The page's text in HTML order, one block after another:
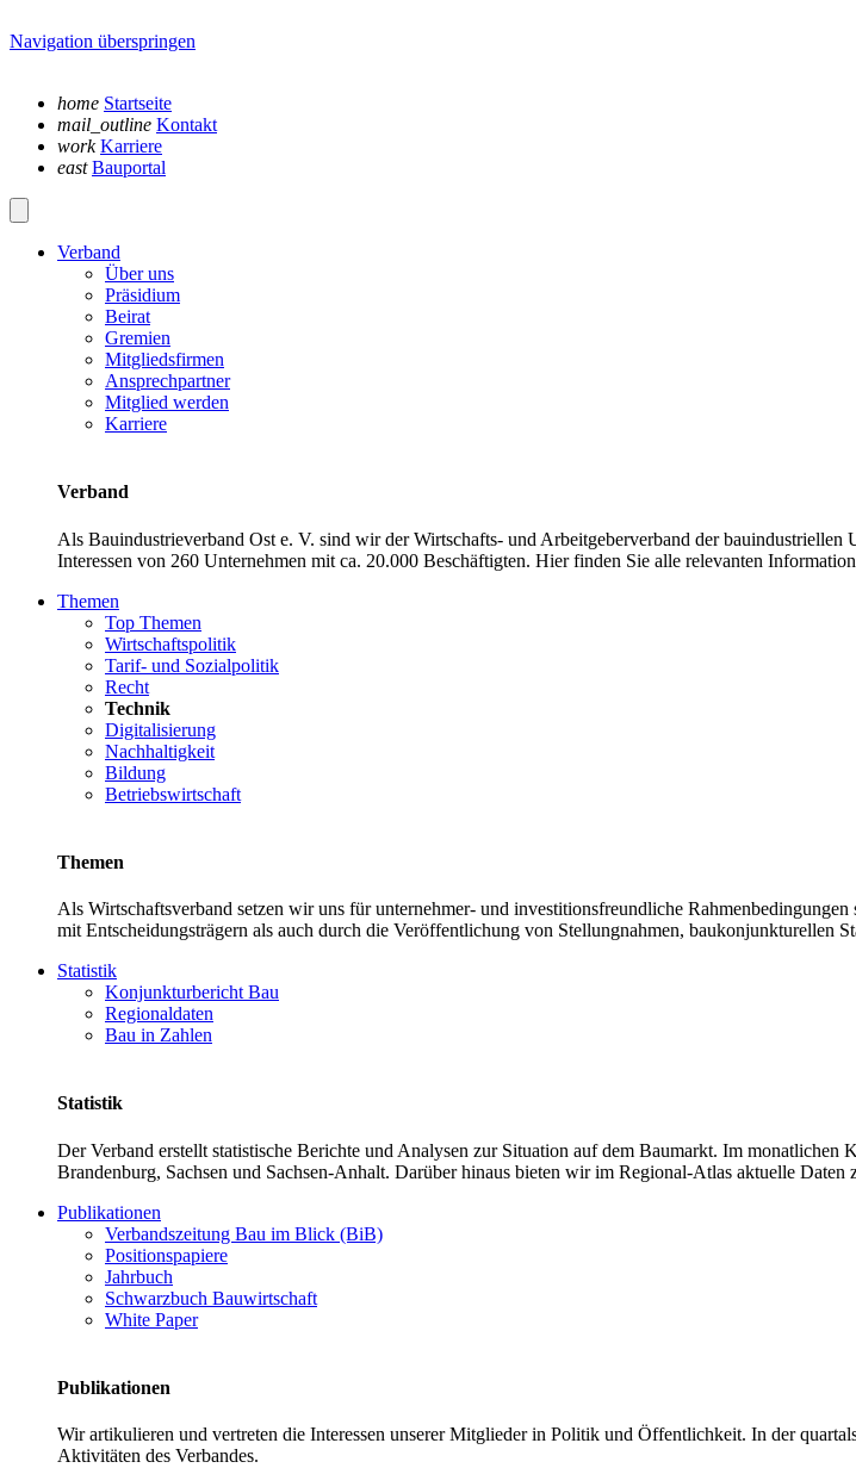
Navigation überspringen
home Startseite
mail_outline Kontakt
work Karriere
east Bauportal
Verband
Über uns
Präsidium
Beirat
Gremien
Mitgliedsfirmen
Ansprechpartner
Mitglied werden
Karriere
Verband
Als Bauindustrieverband Ost e. V. sind wir der Wirtschafts- und Arbeitgeberverband der
Interessen von 260 Unternehmen mit ca. 20.000 Beschäftigten. Hier finden Sie alle relevanten
Themen
Top Themen
Wirtschaftspolitik
Tarif- und Sozialpolitik
Recht
Technik
Digitalisierung
Nachhaltigkeit
Bildung
Betriebswirtschaft
Themen
Als Wirtschaftsverband setzen wir uns für unternehmer- und investitionsfreundliche
mit Entscheidungsträgern als auch durch die Veröffentlichung von Stellungnahmen, baukonjunkturellen
Statistik
Konjunkturbericht Bau
Regionaldaten
Bau in Zahlen
Statistik
Der Verband erstellt statistische Berichte und Analysen zur Situation auf dem Baumarkt. Im
Brandenburg, Sachsen und Sachsen-Anhalt. Darüber hinaus bieten wir im Regional-Atlas aktuelle Daten
Publikationen
Verbandszeitung Bau im Blick (BiB)
Positionspapiere
Jahrbuch
Schwarzbuch Bauwirtschaft
White Paper
Publikationen
Wir artikulieren und vertreten die Interessen unserer Mitglieder in Politik und Öffentlichkeit. In der
Aktivitäten des Verbandes.